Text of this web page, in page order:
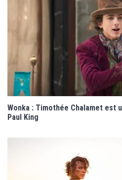
Wonka : Timothée Chalamet est
Paul King